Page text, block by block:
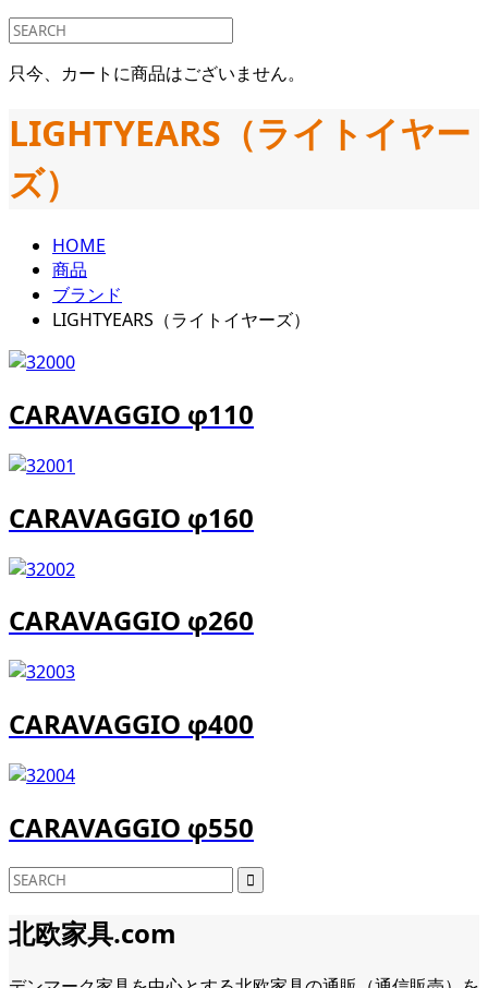
只今、カートに商品はございません。
LIGHTYEARS（ライトイヤー
ズ）
HOME
商品
ブランド
LIGHTYEARS（ライトイヤーズ）
CARAVAGGIO φ110
CARAVAGGIO φ160
CARAVAGGIO φ260
CARAVAGGIO φ400
CARAVAGGIO φ550
北欧家具.com